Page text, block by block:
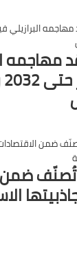
مهاجمه
ضمن